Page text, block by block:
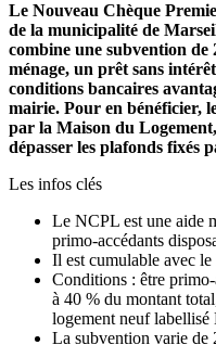
Le Nouveau Chèque
de la municipalité de
combine une subvention de
ménage, un prêt sans
conditions bancaires
mairie. Pour en bénéficier,
par la Maison du
dépasser les plafonds fixés
Les infos clés
Le NCPL est une aide
primo-accédants
Il est cumulable avec
Conditions : être
à 40 % du montant
logement neuf
La subvention varie de